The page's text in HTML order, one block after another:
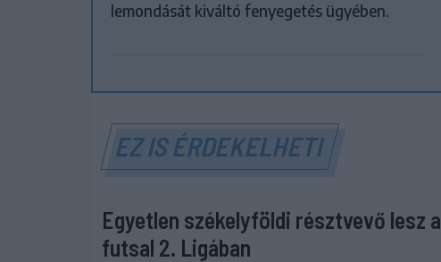
lemondását kiváltó fenyegetés ügyében.
EZ IS ÉRDEKELHETI
Egyetlen székelyföldi résztvevő lesz a
futsal 2. Ligában